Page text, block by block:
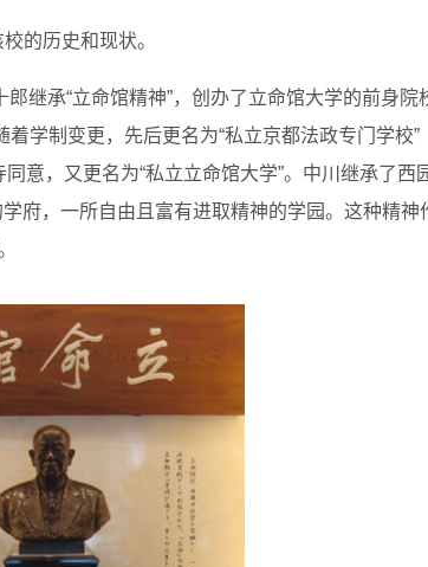
的历史和现状。
继承“立命馆精神”，创办了立命馆大学的前身院
学制变更，先后更名为“私立京都法政专门学校”
意，又更名为“私立立命馆大学”。中川继承了西
府，一所自由且富有进取精神的学园。这种精神